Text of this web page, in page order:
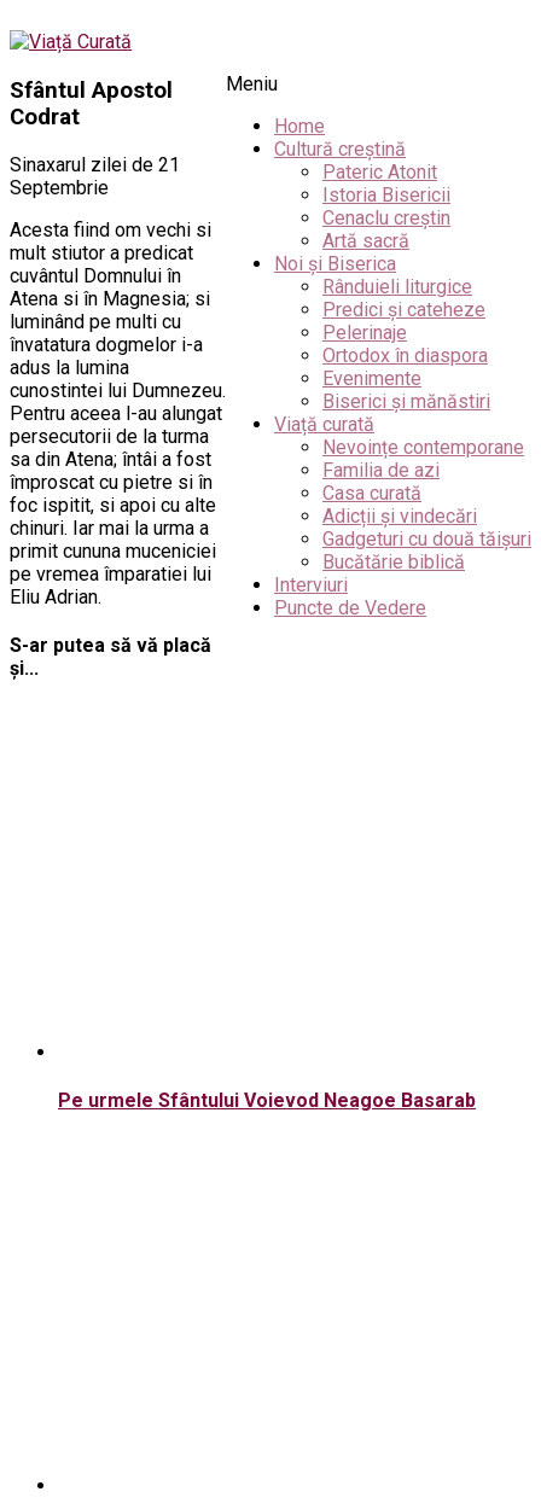
Meniu
Home
Cultură creștină
Pateric Atonit
Istoria Bisericii
Cenaclu creștin
Artă sacră
Noi și Biserica
Rânduieli liturgice
Predici și cateheze
Pelerinaje
Ortodox în diaspora
Evenimente
Biserici și mănăstiri
Viață curată
Nevoințe contemporane
Familia de azi
Casa curată
Adicții și vindecări
Gadgeturi cu două tăișuri
Bucătărie biblică
Interviuri
Puncte de Vedere
Sfântul Apostol
Codrat
Sinaxarul zilei de 21
Septembrie
Acesta fiind om vechi si
mult stiutor a predicat
cuvântul Domnului în
Atena si în Magnesia; si
luminând pe multi cu
învatatura dogmelor i-a
adus la lumina
cunostintei lui Dumnezeu.
Pentru aceea l-au alungat
persecutorii de la turma
sa din Atena; întâi a fost
împroscat cu pietre si în
foc ispitit, si apoi cu alte
chinuri. Iar mai la urma a
primit cununa muceniciei
pe vremea împaratiei lui
Eliu Adrian.
S-ar putea să vă placă
și...
Pe urmele Sfântului Voievod Neagoe Basarab